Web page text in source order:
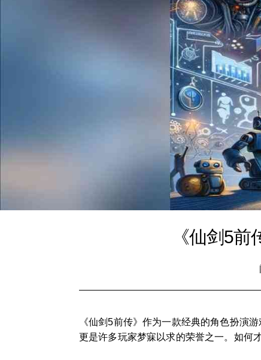
《仙剑5
《仙剑5前传》作为一款经典的角色扮演
更是许多玩家梦寐以求的荣誉之一。如何